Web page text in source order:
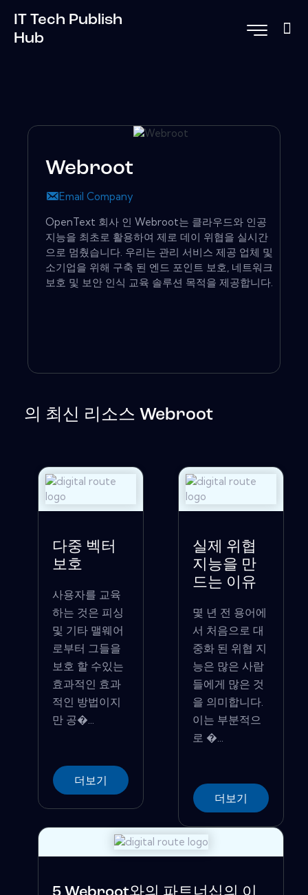
IT Tech Publish
Hub
Webroot
Email Company
OpenText 회사 인 Webroot는 클라우드와 인공
지능을 최초로 활용하여 제로 데이 위협을 실시간
으로 멈췄습니다. 우리는 관리 서비스 제공 업체 및
소기업을 위해 구축 된 엔드 포인트 보호, 네트워크
보호 및 보안 인식 교육 솔루션 목적을 제공합니다.
의 최신 리소스 Webroot
다중 벡터
보호
사용자를 교육
하는 것은 피싱
및 기타 맬웨어
로부터 그들을
보호 할 수있는
효과적인 효과
적인 방법이지
만 공�...
더보기
실제 위협
지능을 만
드는 이유
몇 년 전 용어에
서 처음으로 대
중화 된 위협 지
능은 많은 사람
들에게 많은 것
을 의미합니다.
이는 부분적으
로 �...
더보기